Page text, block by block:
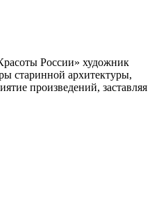
России» художник
старинной архитектуры,
произведений, заставляя